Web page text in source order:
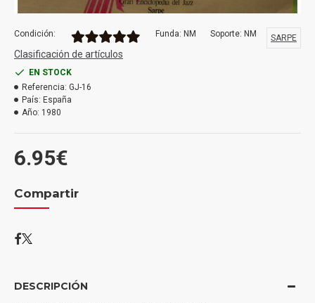
6.95€
Condición: Funda: NM Soporte: NM
Clasificación de artículos
EN STOCK
Referencia: GJ-16
País: España
Año: 1980
SARPE
Compartir
DESCRIPCIÓN